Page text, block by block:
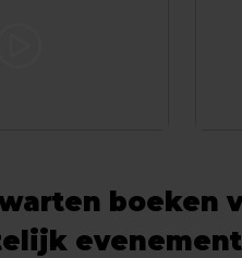
boeken
evenement